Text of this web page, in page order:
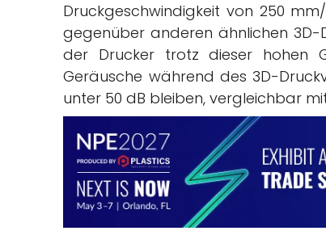
Druckgeschwindigkeit von 250
gegenüber anderen ähnlichen
der Drucker trotz dieser hohen
Geräusche während des 3D-
unter 50 dB bleiben, vergleichbar